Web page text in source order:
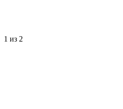
1 из 2